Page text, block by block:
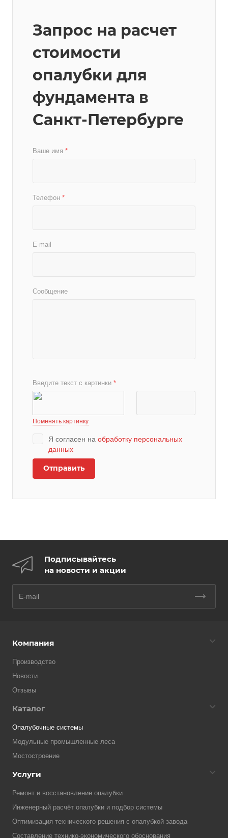
Запрос на расчет
стоимости
опалубки для
фундамента в
Санкт-Петербурге
Ваше имя *
Телефон *
E-mail
Сообщение
Введите текст с картинки *
Поменять картинку
Я согласен на обработку персональных
данных
Подписывайтесь
на новости и акции
Компания
Производство
Новости
Отзывы
Каталог
Опалубочные системы
Модульные промышленные леса
Мостостроение
Услуги
Ремонт и восстановление опалубки
Инженерный расчёт опалубки и подбор системы
Оптимизация технического решения с опалубкой завода
Составление технико-экономического обоснования